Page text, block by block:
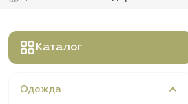
Каталог
Одежда